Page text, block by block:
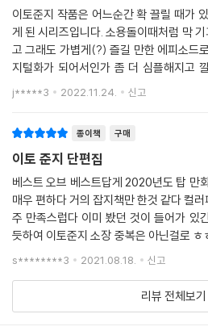
이토준지 작품은 어느순간 확 끌릴 때가
게 된 시리즈입니다. 소용돌이때처럼 막
고 그래도 가볍게(?) 즐길 만한 에피소드
지털화가 되어서인가 좀 더 심플해지고
팬이라면 소장할 가치가 있다고 생각해
들지 않았습니다~
j*****3 2022.11.24. 신고
종이책 구매
이토 준지 단편집
베스트 오브 베스트답게 2020년도 탑 만
매우 편하다 거의 잡지책만 한것 같다 컬러페이지가 다수 수록되어있어 아
주 만족스럽다 이미 봤던 것이 들어가 있긴 하지만 대부분 새로운 단편인
듯하여 이토준지 소장 중복은 아닌걸로
s********3 2021.08.18. 신고
리뷰 전체보기